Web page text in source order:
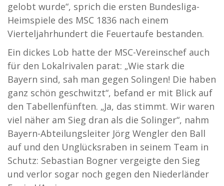
gelobt wurde“, sprich die ersten Bundesliga-
Heimspiele des MSC 1836 nach einem
Vierteljahrhundert die Feuertaufe bestanden.
Ein dickes Lob hatte der MSC-Vereinschef auch
für den Lokalrivalen parat: „Wie stark die
Bayern sind, sah man gegen Solingen! Die haben
ganz schön geschwitzt“, befand er mit Blick auf
den Tabellenfünften. „Ja, das stimmt. Wir waren
viel näher am Sieg dran als die Solinger“, nahm
Bayern-Abteilungsleiter Jörg Wengler den Ball
auf und den Unglücksraben in seinem Team in
Schutz: Sebastian Bogner vergeigte den Sieg
und verlor sogar noch gegen den Niederländer